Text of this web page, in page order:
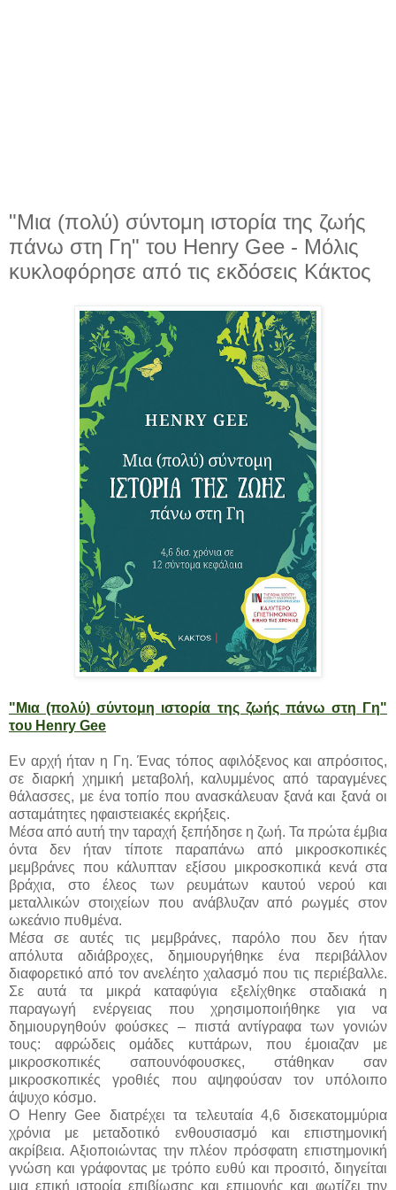
"Μια (πολύ) σύντομη ιστορία της ζωής
πάνω στη Γη" του Henry Gee - Μόλις
κυκλοφόρησε από τις εκδόσεις Κάκτος
"Μια (πολύ) σύντομη ιστορία της ζωής πάνω στη Γη"
του Henry Gee
Εν αρχή ήταν η Γη. Ένας τόπος αφιλόξενος και απρόσιτος,
σε διαρκή χημική μεταβολή, καλυμμένος από ταραγμένες
θάλασσες, με ένα τοπίο που ανασκάλευαν ξανά και ξανά οι
ασταμάτητες ηφαιστειακές εκρήξεις.
Μέσα από αυτή την ταραχή ξεπήδησε η ζωή. Τα πρώτα έμβια
όντα δεν ήταν τίποτε παραπάνω από μικροσκοπικές
μεμβράνες που κάλυπταν εξίσου μικροσκοπικά κενά στα
βράχια, στο έλεος των ρευμάτων καυτού νερού και
μεταλλικών στοιχείων που ανάβλυζαν από ρωγμές στον
ωκεάνιο πυθμένα.
Μέσα σε αυτές τις μεμβράνες, παρόλο που δεν ήταν
απόλυτα αδιάβροχες, δημιουργήθηκε ένα περιβάλλον
διαφορετικό από τον ανελέητο χαλασμό που τις περιέβαλλε.
Σε αυτά τα μικρά καταφύγια εξελίχθηκε σταδιακά η
παραγωγή ενέργειας που χρησιμοποιήθηκε για να
δημιουργηθούν φούσκες – πιστά αντίγραφα των γονιών
τους: αφρώδεις ομάδες κυττάρων, που έμοιαζαν με
μικροσκοπικές σαπουνόφουσκες, στάθηκαν σαν
μικροσκοπικές γροθιές που αψηφούσαν τον υπόλοιπο
άψυχο κόσμο.
O Henry Gee διατρέχει τα τελευταία 4,6 δισεκατομμύρια
χρόνια με μεταδοτικό ενθουσιασμό και επιστημονική
ακρίβεια. Αξιοποιώντας την πλέον πρόσφατη επιστημονική
γνώση και γράφοντας με τρόπο ευθύ και προσιτό, διηγείται
μια επική ιστορία επιβίωσης και επιμονής και φωτίζει την